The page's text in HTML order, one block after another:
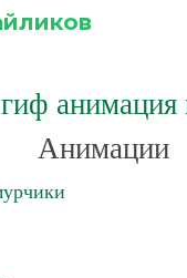
анимация
Анимации